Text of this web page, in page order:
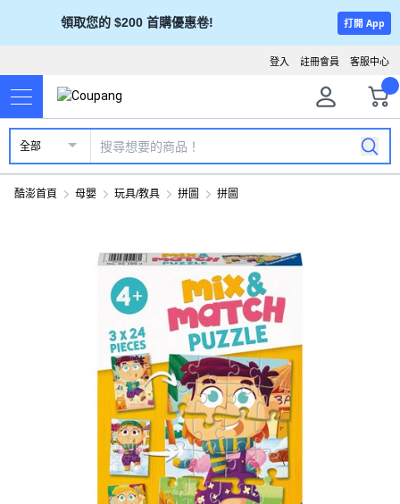
領取您的 $200 首購優惠卷! 打開 App
客服中心
註冊會員
登入
全部
酷澎首頁 母嬰 玩具/教具 拼圖 拼圖